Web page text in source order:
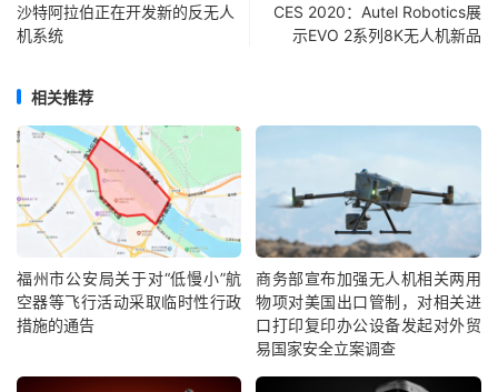
沙特阿拉伯正在开发新的反无人
机系统
CES 2020：Autel Robotics展
示EVO 2系列8K无人机新品
相关推荐
福州市公安局关于对“低慢小”航
空器等飞行活动采取临时性行政
措施的通告
商务部宣布加强无人机相关两用
物项对美国出口管制，对相关进
口打印复印办公设备发起对外贸
易国家安全立案调查